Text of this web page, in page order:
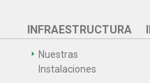
INFRAESTRUCTURA
Nuestras
Instalaciones